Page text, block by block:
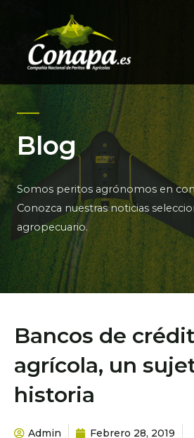
contenido
Blog
Somos peritos agrónomos en
Conozca nuestras noticias
agropecuario.
Bancos de
agrícola, un
historia
Admin
Febrero 28, 2019